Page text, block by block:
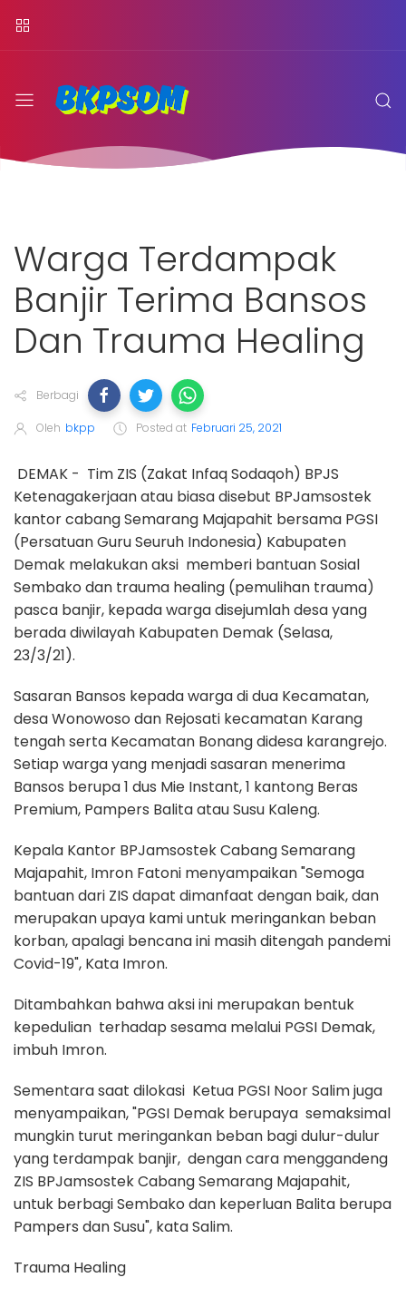
Warga Terdampak
Banjir Terima Bansos
Dan Trauma Healing
Berbagi
Oleh bkpp Posted at Februari 25, 2021
DEMAK - Tim ZIS (Zakat Infaq Sodaqoh) BPJS
Ketenagakerjaan atau biasa disebut BPJamsostek
kantor cabang Semarang Majapahit bersama PGSI
(Persatuan Guru Seuruh Indonesia) Kabupaten
Demak melakukan aksi memberi bantuan Sosial
Sembako dan trauma healing (pemulihan trauma)
pasca banjir, kepada warga disejumlah desa yang
berada diwilayah Kabupaten Demak (Selasa,
23/3/21).
Sasaran Bansos kepada warga di dua Kecamatan,
desa Wonowoso dan Rejosati kecamatan Karang
tengah serta Kecamatan Bonang didesa karangrejo.
Setiap warga yang menjadi sasaran menerima
Bansos berupa 1 dus Mie Instant, 1 kantong Beras
Premium, Pampers Balita atau Susu Kaleng.
Kepala Kantor BPJamsostek Cabang Semarang
Majapahit, Imron Fatoni menyampaikan "Semoga
bantuan dari ZIS dapat dimanfaat dengan baik, dan
merupakan upaya kami untuk meringankan beban
korban, apalagi bencana ini masih ditengah pandemi
Covid-19", Kata Imron.
Ditambahkan bahwa aksi ini merupakan bentuk
kepedulian terhadap sesama melalui PGSI Demak,
imbuh Imron.
Sementara saat dilokasi Ketua PGSI Noor Salim juga
menyampaikan, "PGSI Demak berupaya semaksimal
mungkin turut meringankan beban bagi dulur-dulur
yang terdampak banjir, dengan cara menggandeng
ZIS BPJamsostek Cabang Semarang Majapahit,
untuk berbagi Sembako dan keperluan Balita berupa
Pampers dan Susu", kata Salim.
Trauma Healing